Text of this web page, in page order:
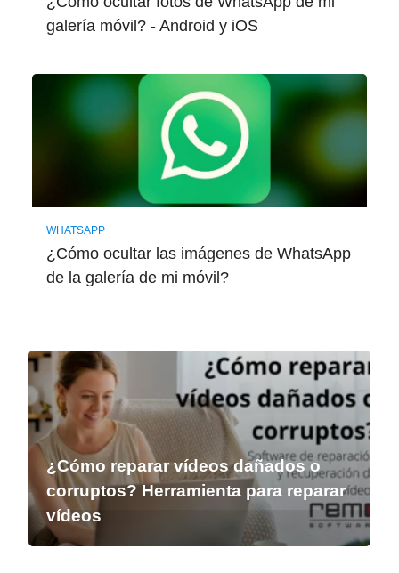
galería móvil? - Android y iOS
WHATSAPP
¿Cómo ocultar las imágenes de WhatsApp
de la galería de mi móvil?
¿Cómo reparar vídeos dañados o
corruptos? Herramienta para reparar
vídeos